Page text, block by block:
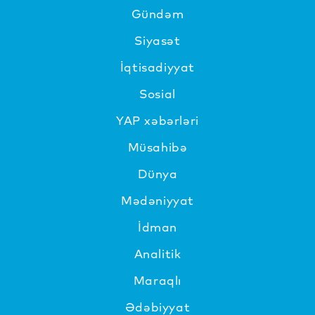
Gündəm
Siyasət
İqtisadiyyat
Sosial
YAP xəbərləri
Müsahibə
Dünya
Mədəniyyat
İdman
Analitik
Maraqlı
Ədəbiyyat